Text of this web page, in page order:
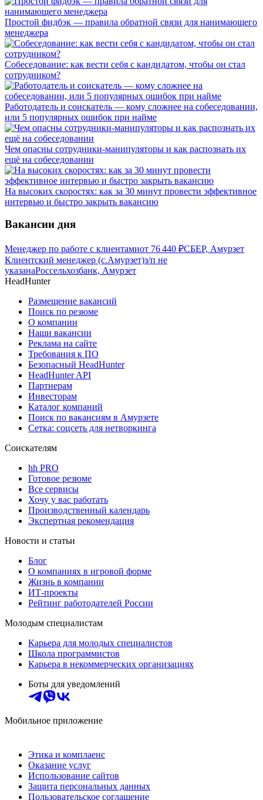
Простой фидбэк — правила обратной связи для нанимающего
менеджера
Собеседование: как вести себя с кандидатом, чтобы он стал
сотрудником?
Работодатель и соискатель — кому сложнее на собеседовании,
или 5 популярных ошибок при найме
Чем опасны сотрудники-манипуляторы и как распознать их
ещё на собеседовании
На высоких скоростях: как за 30 минут провести эффективное
интервью и быстро закрыть вакансию
Вакансии дня
Менеджер по работе с клиентамиот 76 440 ₽СБЕР, Амурзет
Клиентский менеджер (с.Амурзет)з/п не
указанаРоссельхозбанк, Амурзет
HeadHunter
Размещение вакансий
Поиск по резюме
О компании
Наши вакансии
Реклама на сайте
Требования к ПО
Безопасный HeadHunter
HeadHunter API
Партнерам
Инвесторам
Каталог компаний
Поиск по вакансиям в Амурзете
Сетка: соцсеть для нетворкинга
Соискателям
hh PRO
Готовое резюме
Все сервисы
Хочу у вас работать
Производственный календарь
Экспертная рекомендация
Новости и статьи
Блог
О компаниях в игровой форме
Жизнь в компании
ИТ-проекты
Рейтинг работодателей России
Молодым специалистам
Карьера для молодых специалистов
Школа программистов
Карьера в некоммерческих организациях
Боты для уведомлений
Мобильное приложение
Этика и комплаенс
Оказание услуг
Использование сайтов
Защита персональных данных
Пользовательское соглашение